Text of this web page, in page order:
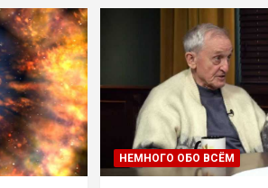
НЕМНОГО ОБО ВСЁМ